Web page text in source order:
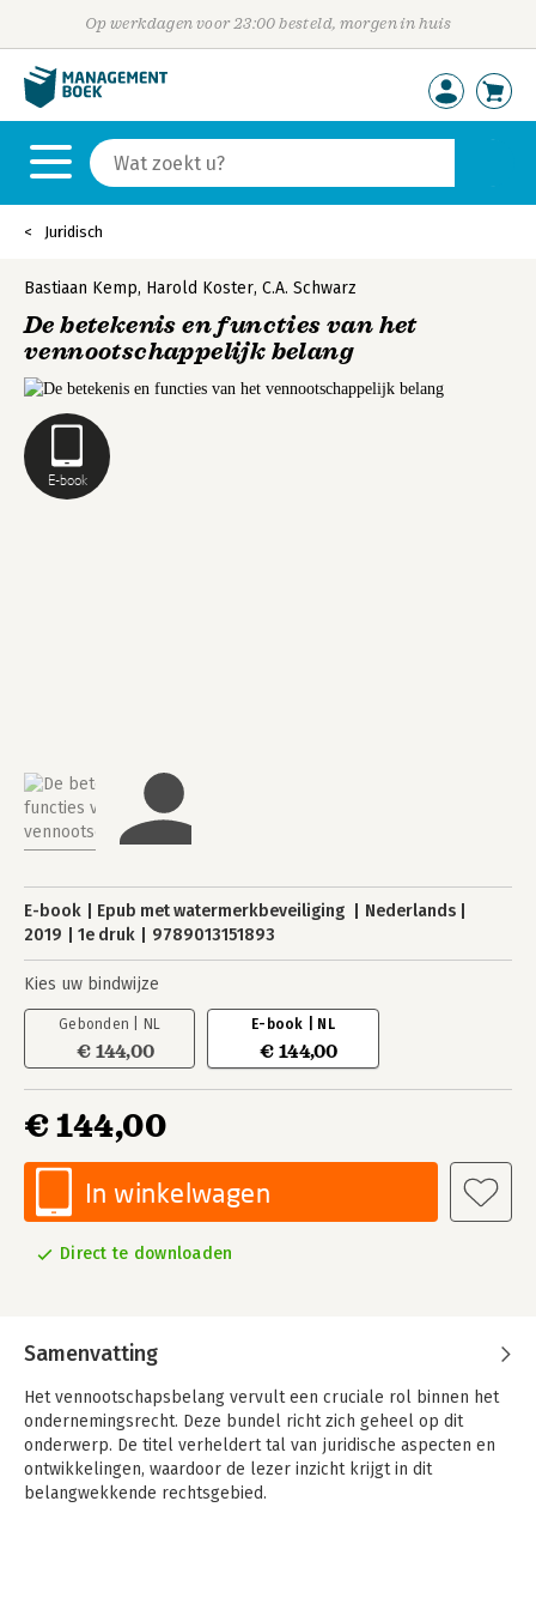
Op werkdagen voor 23:00 besteld, morgen in huis
Juridisch
E-book
Bastiaan Kemp, Harold Koster, C.A. Schwarz
De betekenis en functies van het
vennootschappelijk belang
E-book Epub met watermerkbeveiliging
Nederlands
2019
1e druk 9789013151893
Kies uw bindwijze
Gebonden | NL
€ 144,00
E-book | NL
€ 144,00
€ 144,00
In winkelwagen
Direct te downloaden
Samenvatting
Het vennootschapsbelang vervult een cruciale rol binnen het
ondernemingsrecht. Deze bundel richt zich geheel op dit
onderwerp. De titel verheldert tal van juridische aspecten en
ontwikkelingen, waardoor de lezer inzicht krijgt in dit
belangwekkende rechtsgebied.